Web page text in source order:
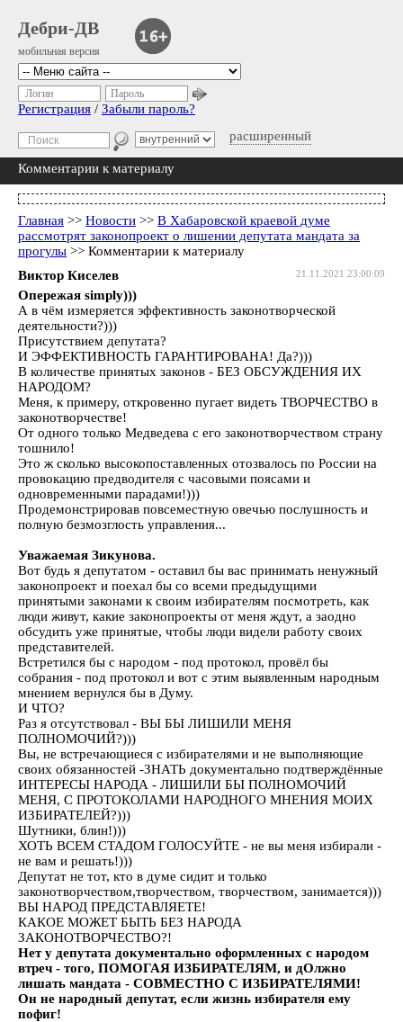
Дебри-ДВ
мобильная версия
расширенный
Логин Пароль
Регистрация / Забыли пароль?
Комментарии к материалу
Главная >> Новости >> В Хабаровской краевой думе
рассмотрят законопроект о лишении депутата мандата за
прогулы >> Комментарии к материалу
21.11.2021 23:00:09
Виктор Киселев
Опережая simply)))
А в чём измеряется эффективность законотворческой
деятельности?)))
Присутствием депутата?
И ЭФФЕКТИВНОСТЬ ГАРАНТИРОВАНА! Да?)))
В количестве принятых законов - БЕЗ ОБСУЖДЕНИЯ ИХ
НАРОДОМ?
Меня, к примеру, откровенно пугает видеть ТВОРЧЕСТВО в
законотворчестве!
От одного только Медведева с его законотворчеством страну
тошнило!
Это ж сколько высокопоставленных отозвалось по России на
провокацию предводителя с часовыми поясами и
одновременными парадами!)))
Продемонстрировав повсеместную овечью послушность и
полную безмозглость управления...
Уважаемая Зикунова.
Вот будь я депутатом - оставил бы вас принимать ненужный
законопроект и поехал бы со всеми предыдущими
принятыми законами к своим избирателям посмотреть, как
люди живут, какие законопроекты от меня ждут, а заодно
обсудить уже принятые, чтобы люди видели работу своих
представителей.
Встретился бы с народом - под протокол, провёл бы
собрания - под протокол и вот с этим выявленным народным
мнением вернулся бы в Думу.
И ЧТО?
Раз я отсутствовал - ВЫ БЫ ЛИШИЛИ МЕНЯ
ПОЛНОМОЧИЙ?)))
Вы, не встречающиеся с избирателями и не выполняющие
своих обязанностей -ЗНАТЬ документально подтверждённые
ИНТЕРЕСЫ НАРОДА - ЛИШИЛИ БЫ ПОЛНОМОЧИЙ
МЕНЯ, С ПРОТОКОЛАМИ НАРОДНОГО МНЕНИЯ МОИХ
ИЗБИРАТЕЛЕЙ?)))
Шутники, блин!)))
ХОТЬ ВСЕМ СТАДОМ ГОЛОСУЙТЕ - не вы меня избирали -
не вам и решать!)))
Депутат не тот, кто в думе сидит и только
законотворчеством,творчеством, творчеством, занимается)))
ВЫ НАРОД ПРЕДСТАВЛЯЕТЕ!
КАКОЕ МОЖЕТ БЫТЬ БЕЗ НАРОДА
ЗАКОНОТВОРЧЕСТВО?!
Нет у депутата документально оформленных с народом
втреч - того, ПОМОГАЯ ИЗБИРАТЕЛЯМ, и дОлжно
лишать мандата - СОВМЕСТНО С ИЗБИРАТЕЛЯМИ!
Он не народный депутат, если жизнь избирателя ему
пофиг!